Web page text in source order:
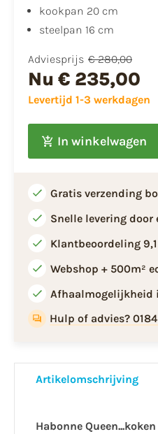
kookpan 20 cm
steelpan 16 cm
Adviesprijs € 280,00
Nu € 235,00
Levertijd 1-3 werkdagen
In winkelwagen
Gratis verzending
Snelle levering door
Klantbeoordeling 9,1
Webshop + 500m²
Afhaalmogelijkheid
Hulp of advies? 0184
Artikelomschrijving
Habonne